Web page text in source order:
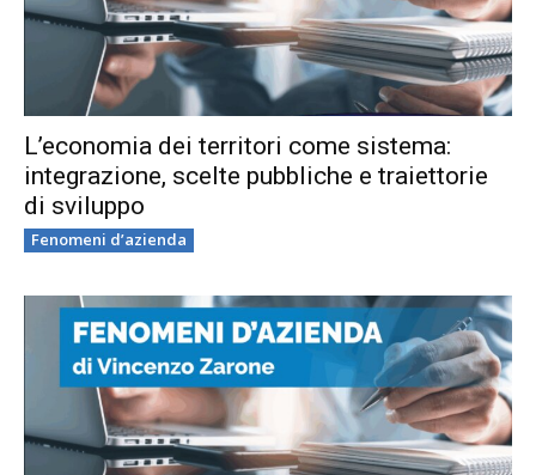
L’economia dei territori come sistema:
integrazione, scelte pubbliche e traiettorie
di sviluppo
Fenomeni d’azienda